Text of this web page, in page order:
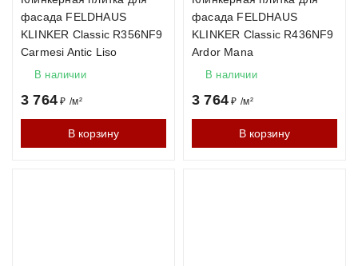
фасада FELDHAUS
KLINKER Classic R356NF9
Carmesi Antic Liso
В наличии
3 764 ₽ /м²
В корзину
фасада FELDHAUS
KLINKER Classic R436NF9
Ardor Mana
В наличии
3 764 ₽ /м²
В корзину